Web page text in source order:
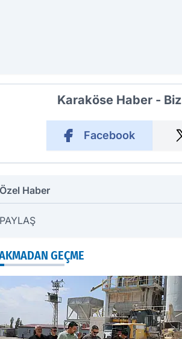
Karaköse Haber -
Facebook
Özel Haber
PAYLAŞ
GEÇME